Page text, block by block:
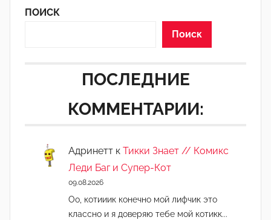
ПОИСК
Поиск
ПОСЛЕДНИЕ
КОММЕНТАРИИ:
Адринетт к Тикки Знает // Комикс
Леди Баг и Супер-Кот
09.08.2026
Оо, котииик конечно мой лифчик это
классно и я доверяю тебе мой котикк...